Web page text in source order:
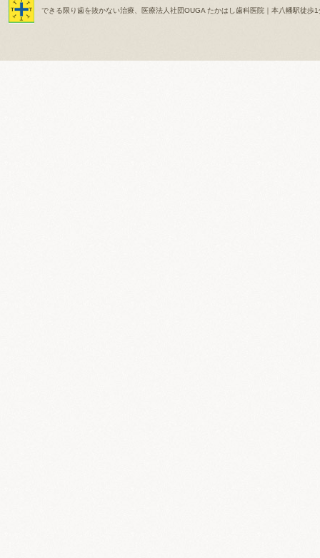
できる限り歯を抜かない治療、医療法人社団OUGA たかはし歯科医院｜本八幡駅徒歩